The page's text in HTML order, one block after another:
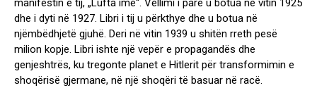
manifestin e tij, „Lufta ime“. Vëllimi i parë u botua në vitin 1925
dhe i dyti në 1927. Libri i tij u përkthye dhe u botua në
njëmbëdhjetë gjuhë. Deri në vitin 1939 u shitën rreth pesë
milion kopje. Libri ishte një vepër e propagandës dhe
genjeshtrës, ku tregonte planet e Hitlerit për transformimin e
shoqërisë gjermane, në një shoqëri të basuar në racë.